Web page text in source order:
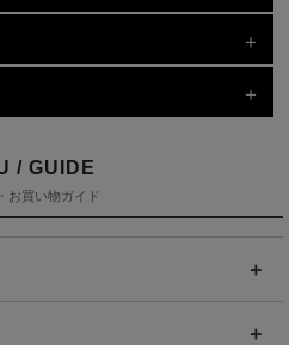
/ GUIDE
お買い物ガイド